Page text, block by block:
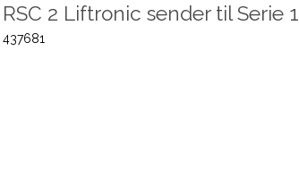
RSC 2 Liftronic sender til Serie 1
437681